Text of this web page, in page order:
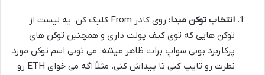
انتخاب توکن مبدا:
روی کادر From کلیک کن. یه لیست از
توکن هایی که توی کیف پولت داری و همچنین توکن های
پرکاربرد یونی سواپ برات ظاهر میشه. می تونی اسم توکن مورد
نظرت رو تایپ کنی تا پیداش کنی. مثلاً اگه می خوای ETH رو